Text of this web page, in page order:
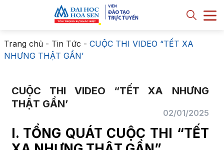
Trang chủ- Tin Tức - CUỘC THI VIDEO “TẾT XA
NHƯNG THẬT GẦN’
CUỘC THI VIDEO “TẾT XA NHƯNG
THẬT GẦN’
02/01/2025
I. TỔNG QUÁT CUỘC THI “TẾT